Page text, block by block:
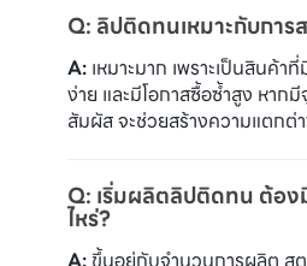
Q: ลิปติดทนเหมาะกับการ
A: เหมาะมาก เพราะเป็นสินค้
ง่าย และมีโอกาสซื้อซ้ำสูง หาก
สัมผัส จะช่วยสร้างความแตกต่
Q: เริ่มผลิตลิปติดทน ต้อง
ไหร่?